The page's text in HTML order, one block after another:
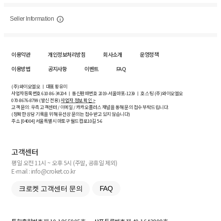
Seller Information
이용약관 개인정보처리방침 회사소개
운영정책
이용방법
공지사항 이벤트 FAQ
(주)와이오엘오 ㅣ 대표 황유미
사업자등록번호610-86-34204ㅣ 통신판매번호 2019-서울마포-1239 ㅣ 호스팅 (주)와이오엘오
070-8676-8799 (발신 전용)사업자 정보 확인 >
고객 문의: 우측 고객센터 / 이메일 / 카카오플러스 채널을 통해 문의 접수 부탁드립니다.
(정확한 상담 기록을 위해 유선상 문의는 접수받고 있지 않습니다)
주소 [04004] 서울특별시 마포구 월드컵로10길5-6
고객센터
평일 오전 11시 ~ 오후 5시 (주말, 공휴일 제외)
E-mail : info@croket.co.kr
크로켓 고객센터 문의 FAQ